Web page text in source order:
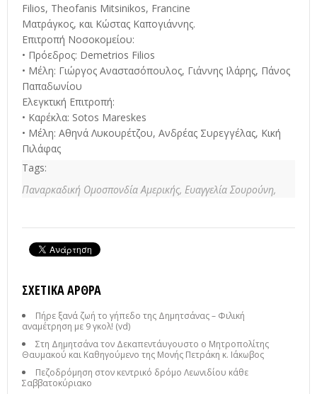
Filios, Theofanis Mitsinikos, Francine
Ματράγκος, και Κώστας Καπογιάννης.
Επιτροπή Νοσοκομείου:
• Πρόεδρος: Demetrios Filios
• Μέλη: Γιώργος Αναστασόπουλος, Γιάννης Ιλάρης, Πάνος
Παπαδωνίου
Ελεγκτική Επιτροπή:
• Καρέκλα: Sotos Mareskes
• Μέλη: Αθηνά Λυκουρέτζου, Ανδρέας Συρεγγέλας, Κική
Πιλάφας
Tags:
Παναρκαδική Ομοσπονδία Αμερικής, Ευαγγελία Σουρούνη,
ΣΧΕΤΙΚΆ ΆΡΘΡΑ
Πήρε ξανά ζωή το γήπεδο της Δημητσάνας – Φιλική
αναμέτρηση με 9 γκολ! (vd)
Στη Δημητσάνα τον Δεκαπεντάυγουστο ο Μητροπολίτης
Θαυμακού και Καθηγούμενο της Μονής Πετράκη κ. Ιάκωβος
Πεζοδρόμηση στον κεντρικό δρόμο Λεωνιδίου κάθε
Σαββατοκύριακο